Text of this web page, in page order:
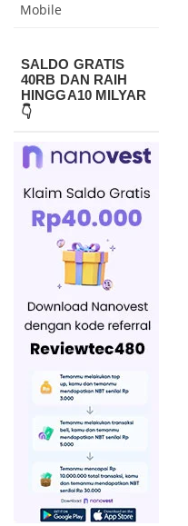
Mobile
SALDO GRATIS
40RB DAN RAIH
HINGGA10 MILYAR
👇